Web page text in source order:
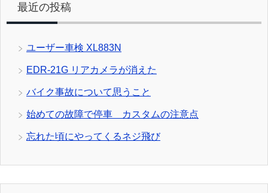
最近の投稿
ユーザー車検 XL883N
EDR-21G リアカメラが消えた
バイク事故について思うこと
始めての故障で停車 カスタムの注意点
忘れた頃にやってくるネジ飛び